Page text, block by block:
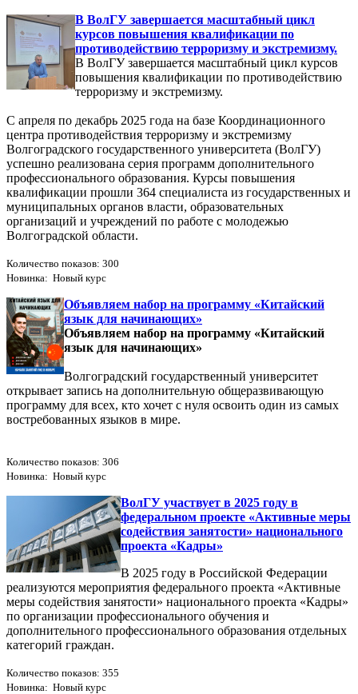
В ВолГУ завершается масштабный цикл
курсов повышения квалификации по
противодействию терроризму и экстремизму.
В ВолГУ завершается масштабный цикл курсов
повышения квалификации по противодействию
терроризму и экстремизму.
С апреля по декабрь 2025 года на базе Координационного
центра противодействия терроризму и экстремизму
Волгоградского государственного университета (ВолГУ)
успешно реализована серия программ дополнительного
профессионального образования. Курсы повышения
квалификации прошли 364 специалиста из государственных и
муниципальных органов власти, образовательных
организаций и учреждений по работе с молодежью
Волгоградской области.
Количество показов: 300
Новинка: Новый курс
Объявляем набор на программу «Китайский
язык для начинающих»
Объявляем набор на программу «Китайский
язык для начинающих»
Волгоградский государственный университет
открывает запись на дополнительную общеразвивающую
программу для всех, кто хочет с нуля освоить один из самых
востребованных языков в мире.
Количество показов: 306
Новинка: Новый курс
ВолГУ участвует в 2025 году в
федеральном проекте «Активные меры
содействия занятости» национального
проекта «Кадры»
В 2025 году в Российской Федерации
реализуются мероприятия федерального проекта «Активные
меры содействия занятости» национального проекта «Кадры»
по организации профессионального обучения и
дополнительного профессионального образования отдельных
категорий граждан.
Количество показов: 355
Новинка: Новый курс